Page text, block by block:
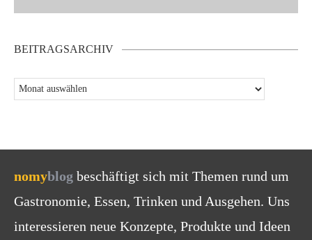
BEITRAGSARCHIV
nomyblog beschäftigt sich mit Themen rund um
Gastronomie, Essen, Trinken und Ausgehen. Uns
interessieren neue Konzepte, Produkte und Ideen